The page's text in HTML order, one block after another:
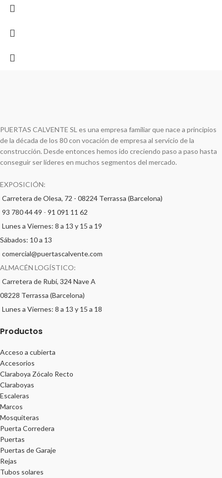
PUERTAS CALVENTE SL es una empresa familiar que nace a principios
de la década de los 80 con vocación de empresa al servicio de la
construcción. Desde entonces hemos ido creciendo paso a paso hasta
conseguir ser líderes en muchos segmentos del mercado.
EXPOSICIÓN:
Carretera de Olesa, 72 - 08224 Terrassa (Barcelona)
93 780 44 49 - 91 091 11 62
Lunes a Viernes: 8 a 13 y 15 a 19
Sábados: 10 a 13
comercial@puertascalvente.com
ALMACÉN LOGÍSTICO:
Carretera de Rubí, 324 Nave A
08228 Terrassa (Barcelona)
Lunes a Viernes: 8 a 13 y 15 a 18
Productos
Acceso a cubierta
Accesorios
Claraboya Zócalo Recto
Claraboyas
Escaleras
Marcos
Mosquiteras
Puerta Corredera
Puertas
Puertas de Garaje
Rejas
Tubos solares